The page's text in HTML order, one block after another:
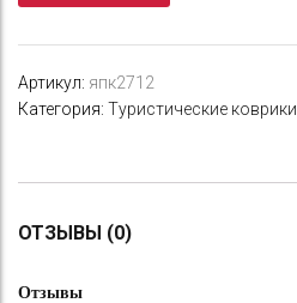
Metallic
Артикул: япк2712
Категория: Туристические коврики
ОТЗЫВЫ (0)
Отзывы